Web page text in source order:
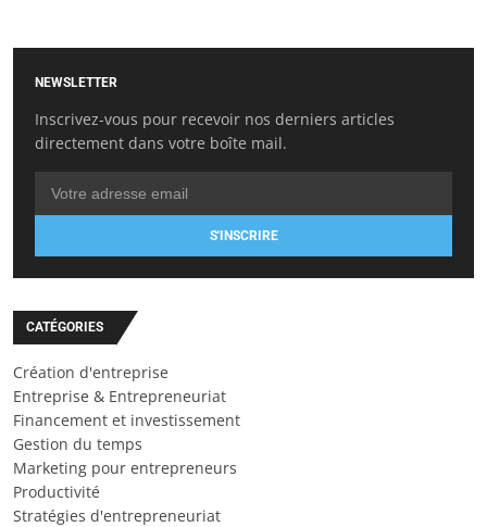
NEWSLETTER
Inscrivez-vous pour recevoir nos derniers articles
directement dans votre boîte mail.
S'INSCRIRE
CATÉGORIES
Création d'entreprise
Entreprise & Entrepreneuriat
Financement et investissement
Gestion du temps
Marketing pour entrepreneurs
Productivité
Stratégies d'entrepreneuriat